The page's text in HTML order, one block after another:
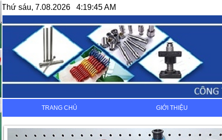
Thứ sáu, 7.08.2026 4:19:45 AM
TRANG CHỦ GIỚI THIỆU